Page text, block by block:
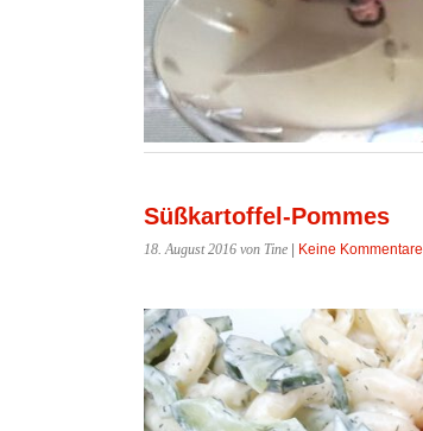
Süßkartoffel-Pommes
18. August 2016 von Tine Keine Kommentare